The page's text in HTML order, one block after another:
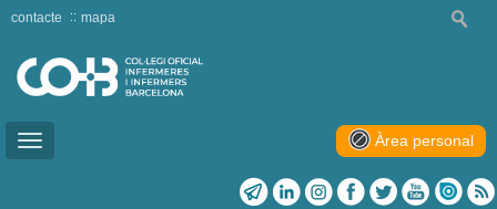
Toggle
contacte mapa
Àrea personal